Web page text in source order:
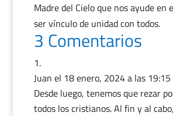
Madre del Cielo que nos ayude en
ser vínculo de unidad con todos.
3 Comentarios
Juan el 18 enero, 2024 a las 19:15
Desde luego, tenemos que rezar
todos los cristianos. Al fin y al